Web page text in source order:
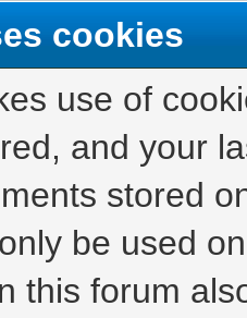
cookies
use of
and your
stored
be used
this forum